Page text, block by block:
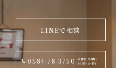
LINEで相談
0584-78-3750
定休日:水曜日
(9 時~19 時)